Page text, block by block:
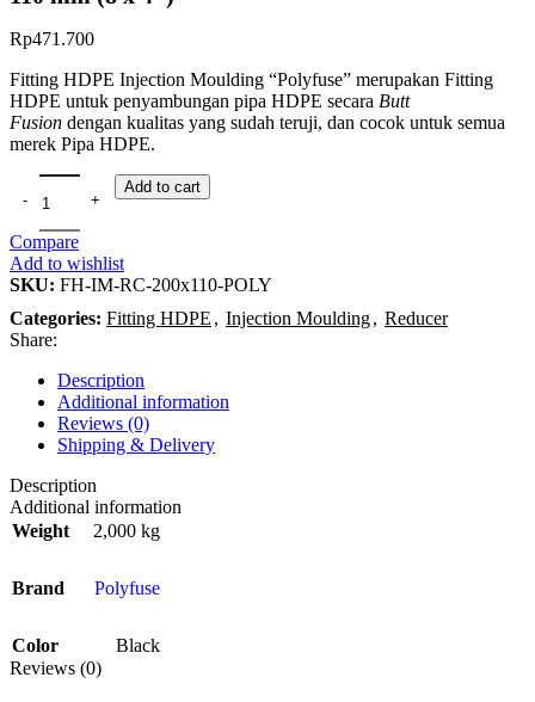
Rp471.700
Fitting HDPE Injection Moulding “Polyfuse” merupakan Fitting
HDPE untuk penyambungan pipa HDPE secara Butt
Fusion dengan kualitas yang sudah teruji, dan cocok untuk semua
merek Pipa HDPE.
Add to cart
Compare
Add to wishlist
SKU: FH-IM-RC-200x110-POLY
Categories: Fitting HDPE , Injection Moulding, Reducer
Share:
Description
Additional information
Reviews (0)
Shipping & Delivery
Description
Additional information
Weight
2,000 kg
Brand Polyfuse
Color
Black
Reviews (0)